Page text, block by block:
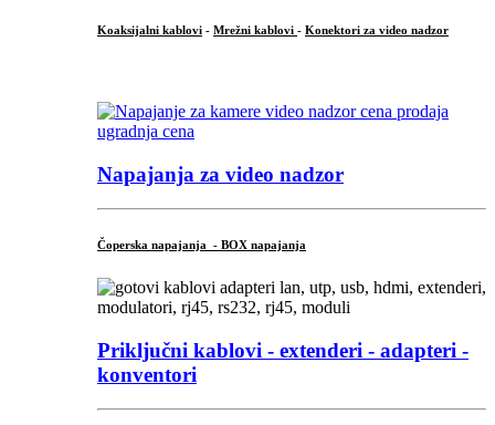
Koaksijalni kablovi - Mrežni kablovi - Konektori za video nadzor
Napajanja za video nadzor
Čoperska napajanja - BOX napajanja
Priključni kablovi - extenderi - adapteri -
konventori